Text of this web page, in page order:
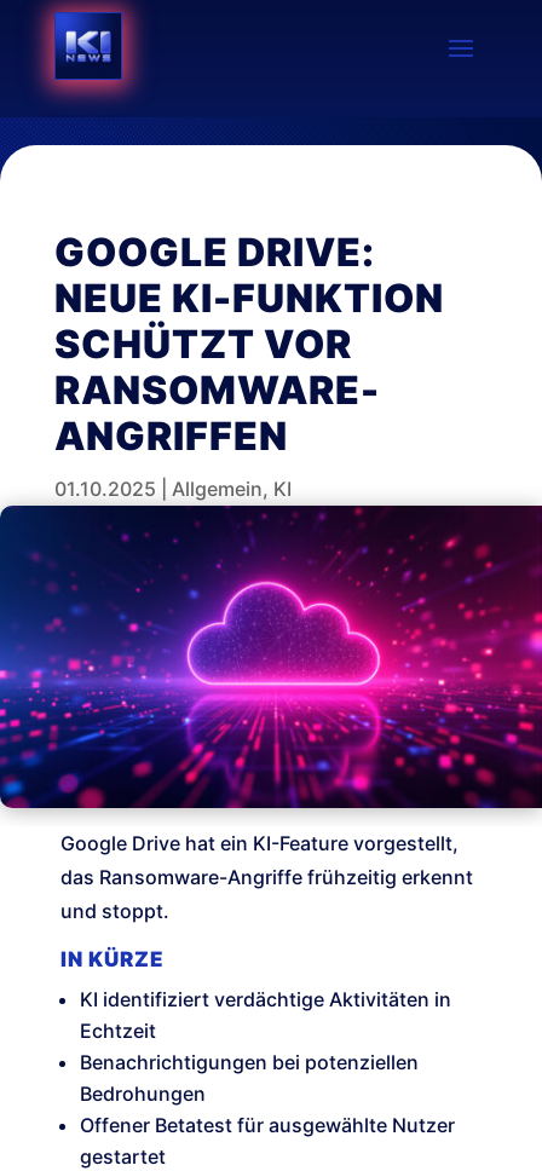
GOOGLE DRIVE:
NEUE KI-FUNKTION
SCHÜTZT VOR
RANSOMWARE-
ANGRIFFEN
01.10.2025 Allgemein, KI
Google Drive hat ein KI-Feature vorgestellt,
das Ransomware-Angriffe frühzeitig erkennt
und stoppt.
IN KÜRZE
KI identifiziert verdächtige Aktivitäten in
Echtzeit
Benachrichtigungen bei potenziellen
Bedrohungen
Offener Betatest für ausgewählte Nutzer
gestartet